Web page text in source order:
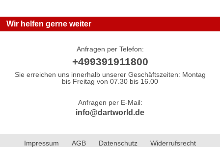
Wir helfen gerne weiter
Anfragen per Telefon:
+499391911800
Sie erreichen uns innerhalb unserer Geschäftszeiten: Montag
bis Freitag von 07.30 bis 16.00
Anfragen per E-Mail:
info@dartworld.de
Impressum AGB Datenschutz Widerrufsrecht